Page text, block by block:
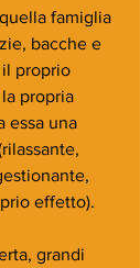
famiglia
bacche e
il proprio
propria
essa una
effetto).
grandi